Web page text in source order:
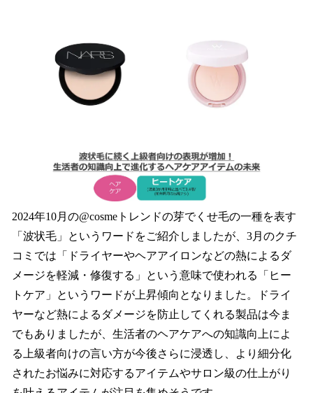
2024年10月の@cosmeトレンドの芽でくせ毛の一種を表す
「波状毛」というワードをご紹介しましたが、3月のクチ
コミでは「ドライヤーやヘアアイロンなどの熱によるダ
メージを軽減・修復する」という意味で使われる「ヒー
トケア」というワードが上昇傾向となりました。ドライ
ヤーなど熱によるダメージを防止してくれる製品は今ま
でもありましたが、生活者のヘアケアへの知識向上によ
る上級者向けの言い方が今後さらに浸透し、より細分化
されたお悩みに対応するアイテムやサロン級の仕上がり